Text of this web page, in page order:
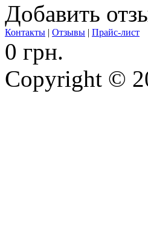
Добавить
Контакты | Отзывы | Прайс-лист
0 грн.
Copyright ©